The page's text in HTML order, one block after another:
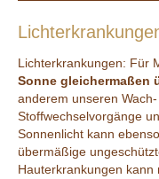
Lichterkrankungen: Für
Sonne gleichermaßen
anderem unseren
Stoffwechselvorgänge
Sonnenlicht kann
übermäßige
Hauterkrankungen kann